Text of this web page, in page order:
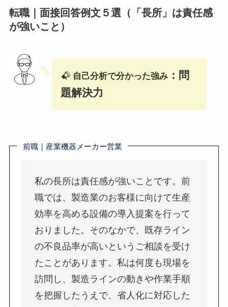
転職｜面接回答例文５選（「長所」は責任感
が強いこと）
自己分析で分かった強み ：問
題解決力
前職｜産業機器メーカー営業
私の長所は責任感が強いことです。前
職では、製造業のお客様に向けて生産
効率を高める設備の導入提案を行って
おりました。そのなかで、既存ライン
の不良品率が高いというご相談を受け
たことがあります。私は何度も現場を
訪問し、製造ラインの動きや作業手順
を把握したうえで、省人化に対応した